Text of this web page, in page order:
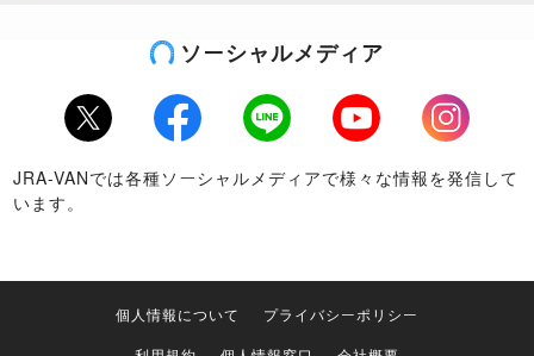
ソーシャルメディア
Twitter Facebook LINE Youtube
Instagram
JRA-VANでは各種ソーシャルメディアで様々な情報を発信して
います。
個人情報について
プライバシーポリシー